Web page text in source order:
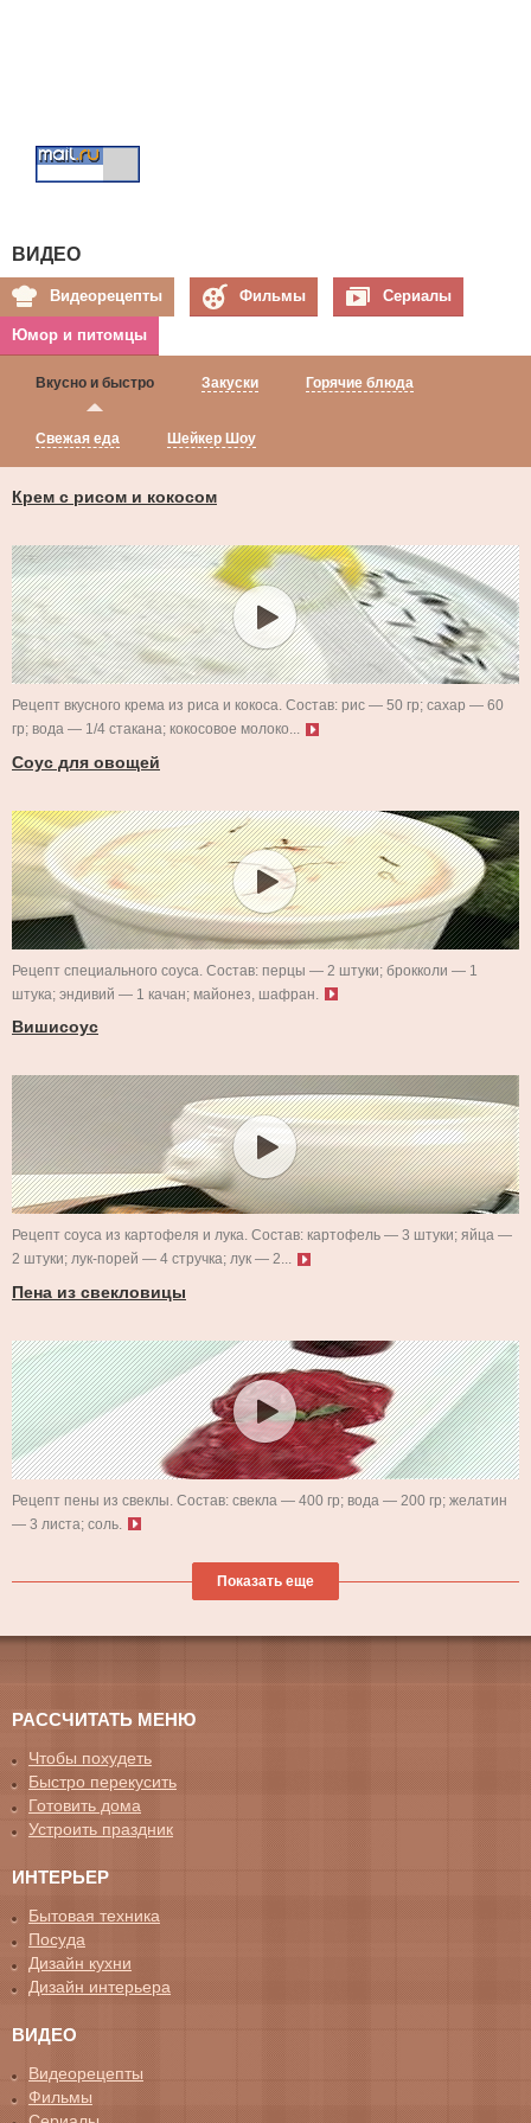
ВИДЕО
Видеорецепты Фильмы Сериалы
Юмор и питомцы
Вкусно и быстро Закуски Горячие блюда
Свежая еда Шейкер Шоу
Крем с рисом и кокосом
Рецепт вкусного крема из риса и кокоса. Состав: рис — 50 гр; сахар — 60
гр; вода — 1/4 стакана; кокосовое молоко...
Соус для овощей
Рецепт специального соуса. Состав: перцы — 2 штуки; брокколи — 1
штука; эндивий — 1 качан; майонез, шафран.
Вишисоус
Рецепт соуса из картофеля и лука. Состав: картофель — 3 штуки; яйца —
2 штуки; лук-порей — 4 стручка; лук — 2...
Пена из свекловицы
Рецепт пены из свеклы. Состав: свекла — 400 гр; вода — 200 гр; желатин
— 3 листа; соль.
Показать еще
РАССЧИТАТЬ МЕНЮ
Чтобы похудеть
Быстро перекусить
Готовить дома
Устроить праздник
ИНТЕРЬЕР
Бытовая техника
Посуда
Дизайн кухни
Дизайн интерьера
ВИДЕО
Видеорецепты
Фильмы